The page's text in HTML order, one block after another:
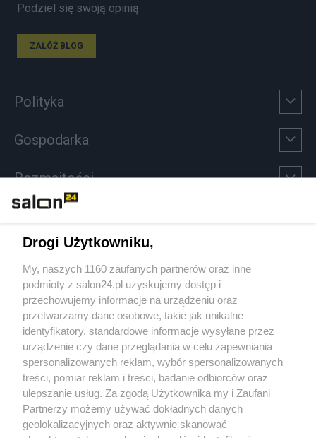
Podziel się swoją opinią
ZAŁÓŻ BLOG
Polityka
Gospodarka
Rozmaitości
Sport
Społeczeństwo
Kultura
X Facebook Instagram Youtube
Drogi Użytkowniku,
My, naszych 1160 zaufanych partnerów oraz inne
podmioty z salon24.pl uzyskujemy dostęp i
przechowujemy informacje na urządzeniu oraz
przetwarzamy dane osobowe, takie jak unikalne
identyfikatory, standardowe informacje wysyłane przez
urządzenie czy dane przeglądania w celu zapewniania
spersonalizowanych reklam, wybór spersonalizowanych
treści, pomiar reklam i treści, badanie odbiorców oraz
ulepszanie usług. Za zgodą Użytkownika my i Zaufani
Partnerzy możemy używać dokładnych danych
geolokalizacyjnych oraz aktywnie skanować